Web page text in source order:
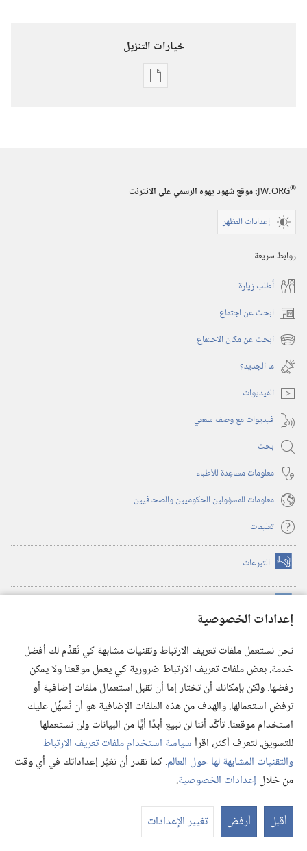
إعدادات الخصوصية
نحن نستعمل ملفات تعريف الارتباط وتقنيات مشابهة كي نُقدِّم لك أفضل
خدمة. بعض ملفات تعريف الارتباط ضرورية كي يعمل موقعنا ولا يمكن
رفضها. ولكن بإمكانك أن تختار إما أن تقبل استعمال ملفات إضافية أو
ترفض استعمالها. والهدف من هذه الملفات الإضافية هو أن نُسهِّل عليك
استخدام موقعنا. تأكَّد أننا لن نبيع أبدًا أيًّا من البيانات ولن نستعملها
للتسويق. لتعرف أكثر، اقرأسياسة استخدام ملفات تعريف الارتباط
والتقنيات المشابهة لها حول العالم. كما تقدر أن تغيِّر إعداداتك في أي وقت
من خلال إعدادات الخصوصية.
أقبل أرفض تغيير الإعدادات
خيارات التنزيل
خيارات
الدراسية)‏
JW.ORG®
:‏ موقع شهود يهوه الرسمي على الانترنت
إعدادات المظهر
روابط سريعة
أُطلب زيارة
ابحث عن اجتماع (يفتح
نافذة ابحث عن مكان الاجتماع (يفتح
نافذة
جديدة)
ما الجديد؟‏
الفيديوات
فيديوات مع وصف سمعي
بحث
معلومات مساعِدة للأطباء
معلومات للمسؤولين الحكوميين والصحافيين
تعليمات
التبرعات (يفتح
نافذة
(يفتح
نافذة
(يفتح
نافذة
جديدة) تطبيق ®
JW Library
مكتبة برج المراقبة
© 2026 .Watch Tower Bible and Tract Society of Pennsylvania
شروط الاستخدام |